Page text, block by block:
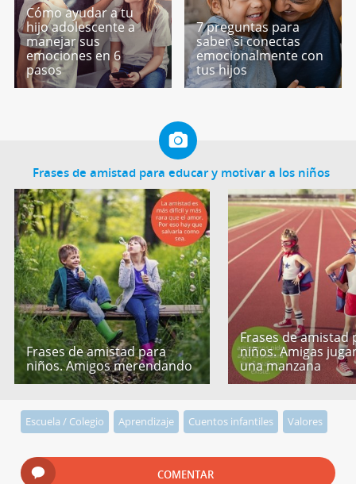
Cómo ayudar a tu
hijo adolescente a
manejar sus
emociones en 6
pasos
7 preguntas para
saber si conectas
emocionalmente con
tus hijos
Frases de amistad para educar y motivar a los niños
Frases de amistad para
niños. Amigos merendando
Frases de amistad
niños. Amigas
una manzana
Escuela / Colegio Aprendizaje Cuentos infantiles Valores
COMENTAR